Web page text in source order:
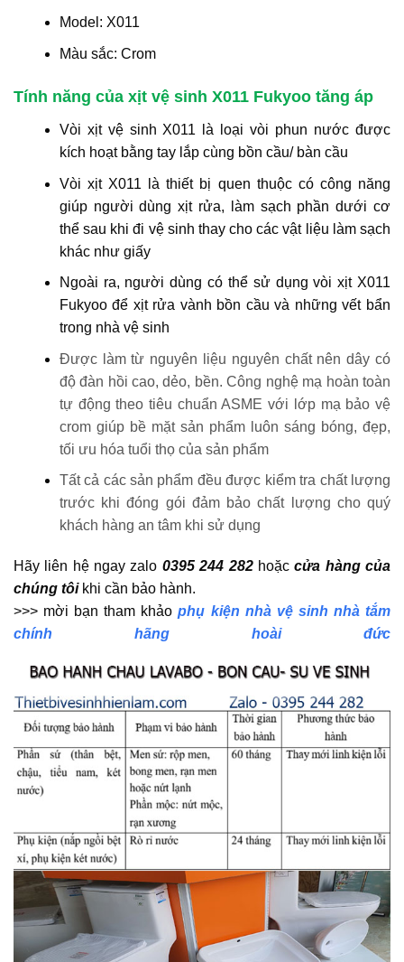
Model: X011
Màu sắc: Crom
Tính năng của xịt vệ sinh X011 Fukyoo tăng áp
Vòi xịt vệ sinh X011 là loại vòi phun nước được
kích hoạt bằng tay lắp cùng bồn cầu/ bàn cầu
Vòi xịt X011 là thiết bị quen thuộc có công năng
giúp người dùng xịt rửa, làm sạch phần dưới cơ
thể sau khi đi vệ sinh thay cho các vật liệu làm sạch
khác như giấy
Ngoài ra, người dùng có thể sử dụng vòi xịt X011
Fukyoo để xịt rửa vành bồn cầu và những vết bẩn
trong nhà vệ sinh
Được làm từ nguyên liệu nguyên chất nên dây có
độ đàn hồi cao, dẻo, bền. Công nghệ mạ hoàn toàn
tự động theo tiêu chuẩn ASME với lớp mạ bảo vệ
crom giúp bề mặt sản phẩm luôn sáng bóng, đẹp,
tối ưu hóa tuổi thọ của sản phẩm
Tất cả các sản phẩm đều được kiểm tra chất lượng
trước khi đóng gói đảm bảo chất lượng cho quý
khách hàng an tâm khi sử dụng
Hãy liên hệ ngay zalo 0395 244 282hoặccửa hàng của
chúng tôikhi cần bảo hành.
>>> mời bạn tham khảophụ kiện nhà vệ sinh nhà tắm
chính hãng hoài đức